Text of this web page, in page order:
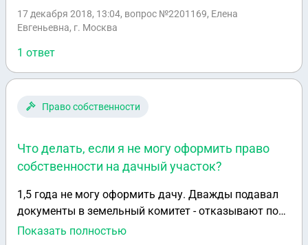
17 декабря 2018, 13:04, вопрос №2201169, Елена
Евгеньевна, г. Москва
1 ответ
Право собственности
Что делать, если я не могу оформить право
собственности на дачный участок?
1,5 года не могу оформить дачу. Дважды подавал
документы в земельный комитет - отказывают под
всякими предлогами - то 20 летней давности
Показать полностью